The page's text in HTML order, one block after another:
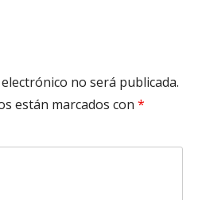
no será publicada.
están marcados con *